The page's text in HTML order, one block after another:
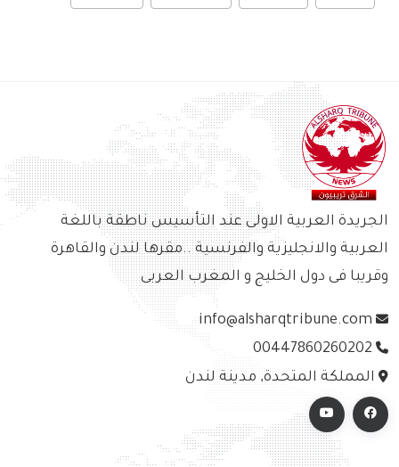
الجريدة العربية الاولى عند التأسيس ناطقة باللغة
العربية والانجليزية والفرنسية ..مقرها لندن والقاهرة
وقريبا فى دول الخليج و المغرب العربى
المملكة المتحدة, مدينة لندن